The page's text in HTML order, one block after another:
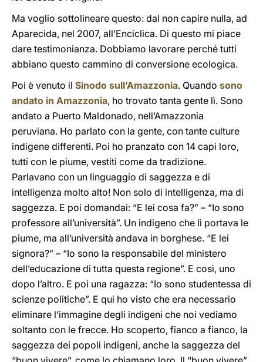
Ma voglio sottolineare questo: dal non capire nulla, ad
Aparecida, nel 2007, all’Enciclica. Di questo mi piace
dare testimonianza. Dobbiamo lavorare perché tutti
abbiano questo cammino di conversione ecologica.
Poi è venuto il Sinodo sull’Amazzonia. Quando sono
andato in Amazzonia, ho trovato tanta gente lì. Sono
andato a Puerto Maldonado, nell’Amazzonia
peruviana. Ho parlato con la gente, con tante culture
indigene differenti. Poi ho pranzato con 14 capi loro,
tutti con le piume, vestiti come da tradizione.
Parlavano con un linguaggio di saggezza e di
intelligenza molto alto! Non solo di intelligenza, ma di
saggezza. E poi domandai: “E lei cosa fa?” – “Io sono
professore all’università”. Un indigeno che lì portava le
piume, ma all’università andava in borghese. “E lei
signora?” – “Io sono la responsabile del ministero
dell’educazione di tutta questa regione”. E così, uno
dopo l’altro. E poi una ragazza: “Io sono studentessa di
scienze politiche”. E qui ho visto che era necessario
eliminare l’immagine degli indigeni che noi vediamo
soltanto con le frecce. Ho scoperto, fianco a fianco, la
saggezza dei popoli indigeni, anche la saggezza del